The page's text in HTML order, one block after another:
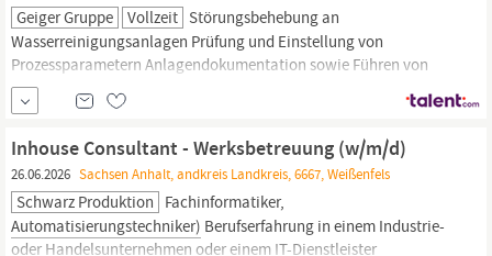
Geiger Gruppe Vollzeit Störungsbehebung an
Wasserreinigungsanlagen Prüfung und Einstellung von
Prozessparametern Anlagendokumentation sowie Führen von
Betriebstagebüchern Darauf freuen wir uns Abgeschlossene
Ausbildung zum Anlagenmechaniker (m/w/d), Metallbauer
(m/w/d), Schlosser (m/w/d), Heizungs- und Sanitärinstallateur
(m/w/d), Mechatroniker (m/w/d), Elektriker (m/w/d), Elektroniker
(m/w/d), Automatisierungstechniker
Inhouse Consultant - Werksbetreuung (w/m/d)
26.06.2026 Sachsen Anhalt, andkreis Landkreis, 6667, Weißenfels
Schwarz Produktion Fachinformatiker,
Automatisierungstechniker) Berufserfahrung in einem Industrie-
oder Handelsunternehmen oder einem IT-Dienstleister